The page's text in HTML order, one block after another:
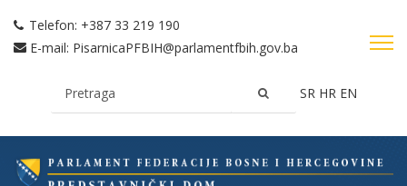
Telefon: +387 33 219 190
E-mail: PisarnicaPFBIH@parlamentfbih.gov.ba
SR HR EN